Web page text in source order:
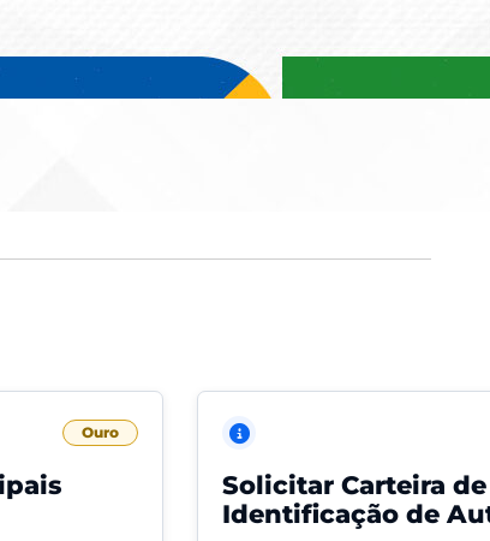
Ouro
Solicitar Carteira de
Identificação de